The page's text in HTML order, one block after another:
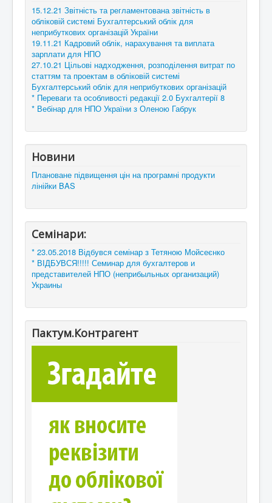
15.12.21 Звітність та регламентована звітність в
обліковій системі Бухгалтерський облік для
неприбуткових організацій України
19.11.21 Кадровий облік, нарахування та виплата
зарплати для НПО
27.10.21 Цільові надходження, розподілення витрат по
статтям та проектам в обліковій системі
Бухгалтерський облік для неприбуткових організацій
* Переваги та особливості редакції 2.0 Бухгалтерії 8
* Вебінар для НПО України з Оленою Габрук
Новини
Плановане підвищення цін на програмні продукти
лінійки BAS
Семінари:
* 23.05.2018 Відбувся семінар з Тетяною Мойсеєнко
* ВІДБУВСЯ!!!!! Семинар для бухгалтеров и
представителей НПО (неприбыльных организаций)
Украины
Пактум.Контрагент